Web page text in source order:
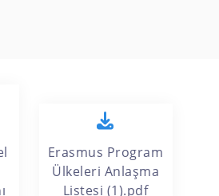
Erasmus Program
Ülkeleri Anlaşma
Listesi (1).pdf